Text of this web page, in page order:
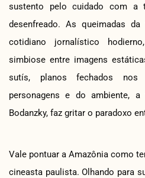
sustento pelo cuidado com a
desenfreado. As queimadas
cotidiano jornalístico
simbiose entre imagens
sutís, planos fechados
personagens e do ambiente, a
Bodanzky, faz gritar o paradoxo
Vale pontuar a Amazônia como
cineasta paulista. Olhando para